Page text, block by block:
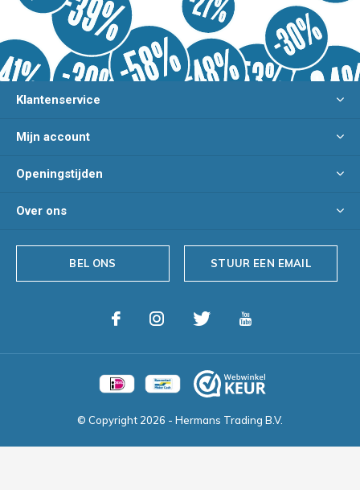
Klantenservice
Mijn account
Openingstijden
Over ons
BEL ONS STUUR EEN EMAIL
© Copyright 2026 - Hermans Trading B.V.